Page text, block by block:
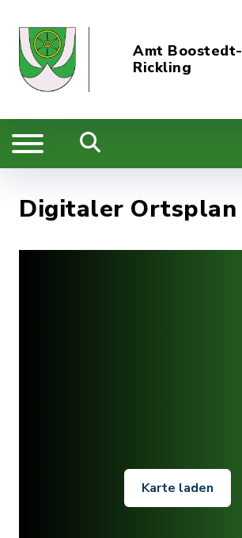
Amt Boostedt-
Rickling
Digitaler Ortsplan
Karte laden